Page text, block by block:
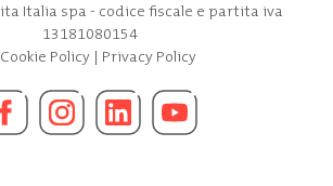
Italia spa - codice fiscale e partita iva
13181080154
Cookie Policy| Privacy Policy